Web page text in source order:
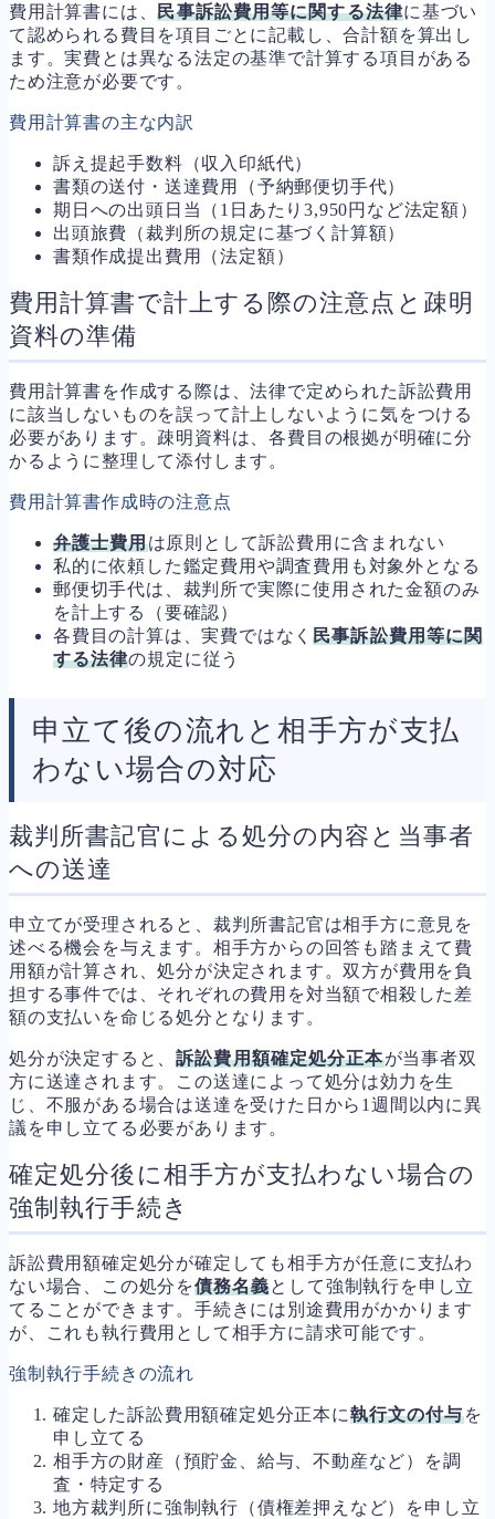
費用計算書には、民事訴訟費用等に関する法律に基づい
て認められる費目を項目ごとに記載し、合計額を算出し
ます。実費とは異なる法定の基準で計算する項目がある
ため注意が必要です。
費用計算書の主な内訳
訴え提起手数料（収入印紙代）
書類の送付・送達費用（予納郵便切手代）
期日への出頭日当（1日あたり3,950円など法定額）
出頭旅費（裁判所の規定に基づく計算額）
書類作成提出費用（法定額）
費用計算書で計上する際の注意点と疎明
資料の準備
費用計算書を作成する際は、法律で定められた訴訟費用
に該当しないものを誤って計上しないように気をつける
必要があります。疎明資料は、各費目の根拠が明確に分
かるように整理して添付します。
費用計算書作成時の注意点
弁護士費用は原則として訴訟費用に含まれない
私的に依頼した鑑定費用や調査費用も対象外となる
郵便切手代は、裁判所で実際に使用された金額のみ
を計上する（要確認）
各費目の計算は、実費ではなく民事訴訟費用等に関
する法律の規定に従う
申立て後の流れと相手方が支払
わない場合の対応
裁判所書記官による処分の内容と当事者
への送達
申立てが受理されると、裁判所書記官は相手方に意見を
述べる機会を与えます。相手方からの回答も踏まえて費
用額が計算され、処分が決定されます。双方が費用を負
担する事件では、それぞれの費用を対当額で相殺した差
額の支払いを命じる処分となります。
処分が決定すると、訴訟費用額確定処分正本が当事者双
方に送達されます。この送達によって処分は効力を生
じ、不服がある場合は送達を受けた日から1週間以内に異
議を申し立てる必要があります。
確定処分後に相手方が支払わない場合の
強制執行手続き
訴訟費用額確定処分が確定しても相手方が任意に支払わ
ない場合、この処分を債務名義として強制執行を申し立
てることができます。手続きには別途費用がかかります
が、これも執行費用として相手方に請求可能です。
強制執行手続きの流れ
確定した訴訟費用額確定処分正本に執行文の付与を
申し立てる
相手方の財産（預貯金、給与、不動産など）を調
査・特定する
地方裁判所に強制執行（債権差押えなど）を申し立